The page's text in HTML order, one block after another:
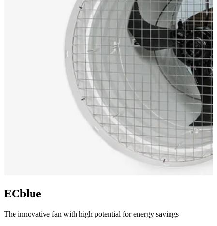
ECblue
The innovative fan with high potential for energy savings